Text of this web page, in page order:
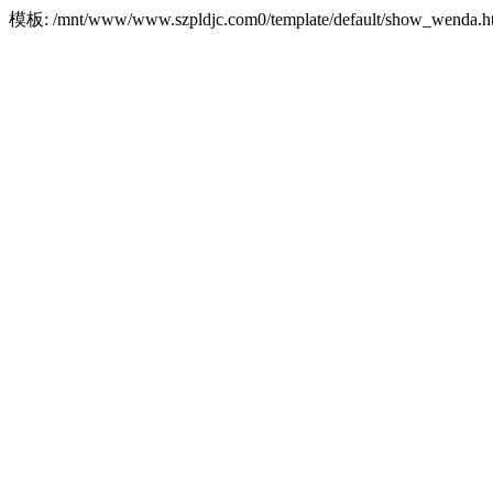
模板: /mnt/www/www.szpldjc.com0/template/default/